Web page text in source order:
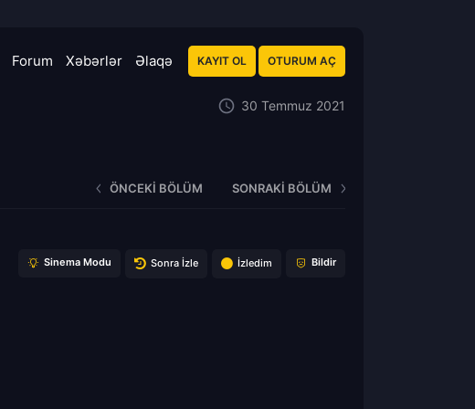
Forum Xəbərlər Əlaqə KAYIT OL OTURUM AÇ
30 Temmuz 2021
ÖNCEKI BÖLÜM SONRAKI BÖLÜM
Sinema Modu Sonra İzle İzledim Bildir